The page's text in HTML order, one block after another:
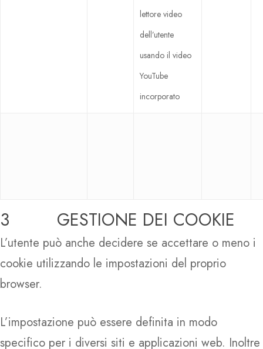
lettore video
dell’utente
usando il video
YouTube
incorporato
3 GESTIONE DEI COOKIE
L’utente può anche decidere se accettare o meno i
cookie utilizzando le impostazioni del proprio
browser.
L’impostazione può essere definita in modo
specifico per i diversi siti e applicazioni web. Inoltre